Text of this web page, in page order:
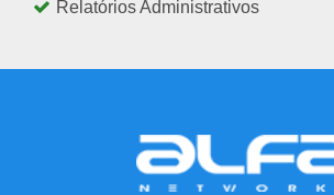
Relatórios Administrativos